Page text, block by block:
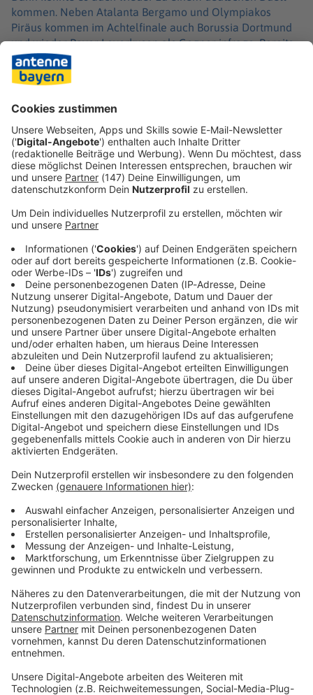
kommen. Neben Atalanta Bergamo und Olympiakos
Piräus kommen im Achtelfinale auch Borussia Dortmund
und wieder Bayer Leverkusen als Gegner infrage. Bereits
im Vorjahr hatten die Bayern Leverkusen im Achtelfinale
eliminiert. Beim 3:0 im Hinspiel hatte Musiala sein bis
Mittwoch letztes Champions-League-Tor erzielt. Pünktlich
zur entscheidenden Saisonphase und rechtzeitig vor der
Immer auf dem Laufenden
bleiben!
Verpass' nichts mehr - mit unserem kostenlosen
ANTENNE BAYERN Newsletter. Ob Nachrichten,
Lifestyle oder unsere neuesten Aktionen - wir
informieren dich.
Zum Newsletter anmelden
Du möchtest uns etwas sagen?
Studio Hotline